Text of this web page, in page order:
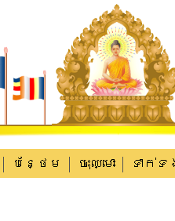
បន្ថែម ចុះឈ្មោះ ទាក់​ទ